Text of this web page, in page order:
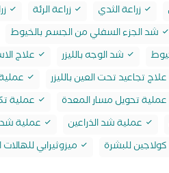
زراعة الثدي زراعة الرئة
شد الجزء السفلي من الجسم بالخيوط
شد الوجه بالليزر علاج
علاج تجاعيد تحت العين بالليزر
عملية تحويل مسار المعدة عملية
عملية شد الذراعين عملية شد
كولاجين للبشرة ميزوثيرابي